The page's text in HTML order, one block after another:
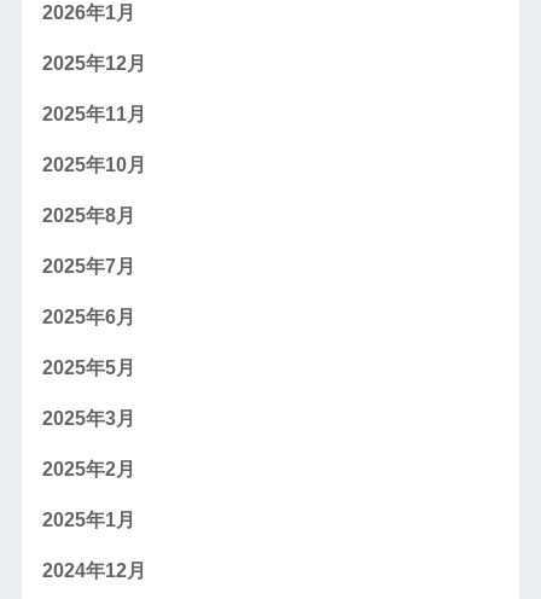
2026年1月
2025年12月
2025年11月
2025年10月
2025年8月
2025年7月
2025年6月
2025年5月
2025年3月
2025年2月
2025年1月
2024年12月